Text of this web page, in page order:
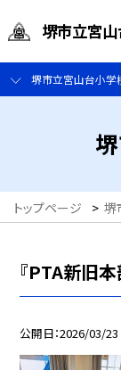
堺市立宮
堺市立宮山台小学
トップページ > 堺
『PTA新旧
公開日 2026/03/23